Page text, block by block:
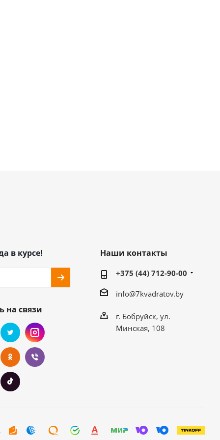
в курсе!
на связи
Наши контакты
+375 (44) 712-90-00
info@7kvadratov.by
г. Бобруйск, ул.
Минская, 108